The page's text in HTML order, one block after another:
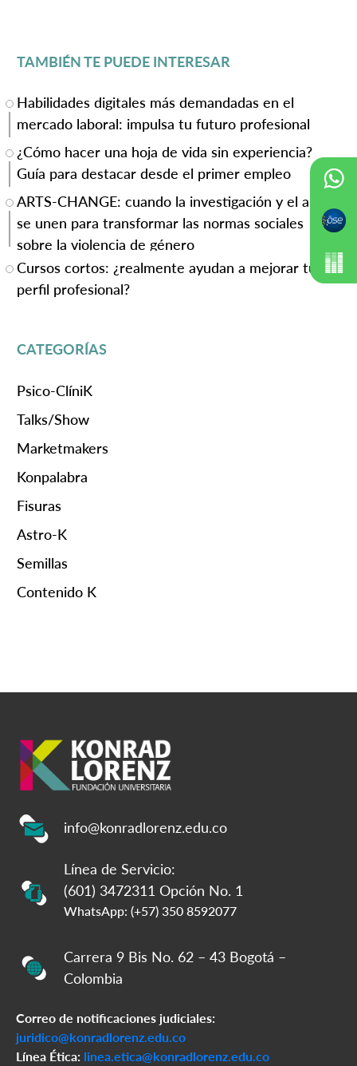
TAMBIÉN TE PUEDE INTERESAR
Habilidades digitales más demandadas en el
mercado laboral: impulsa tu futuro profesional
¿Cómo hacer una hoja de vida sin experiencia?
Guía para destacar desde el primer empleo
ARTS-CHANGE: cuando la investigación y el arte
se unen para transformar las normas sociales
sobre la violencia de género
Cursos cortos: ¿realmente ayudan a mejorar tu
perfil profesional?
CATEGORÍAS
Psico-ClíniK
Talks/Show
Marketmakers
Konpalabra
Fisuras
Astro-K
Semillas
Contenido K
info@konradlorenz.edu.co
Línea de Servicio:
(601) 3472311 Opción No. 1
WhatsApp: (+57) 350 8592077
Carrera 9 Bis No. 62 – 43 Bogotá –
Colombia
Correo de notificaciones judiciales:
juridico@konradlorenz.edu.co
Línea Ética: linea.etica@konradlorenz.edu.co